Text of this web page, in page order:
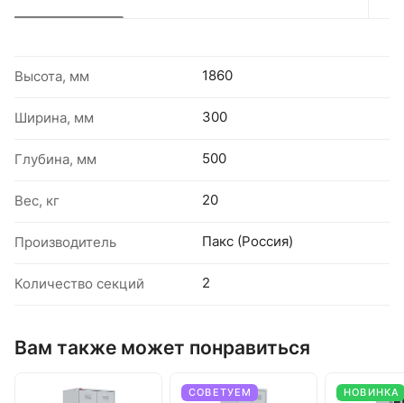
Высота, мм 1860
Ширина, мм 300
Глубина, мм 500
Вес, кг 20
Производитель Пакс (Россия)
Количество секций 2
Вам также может понравиться
СОВЕТУЕМ НОВИНКА